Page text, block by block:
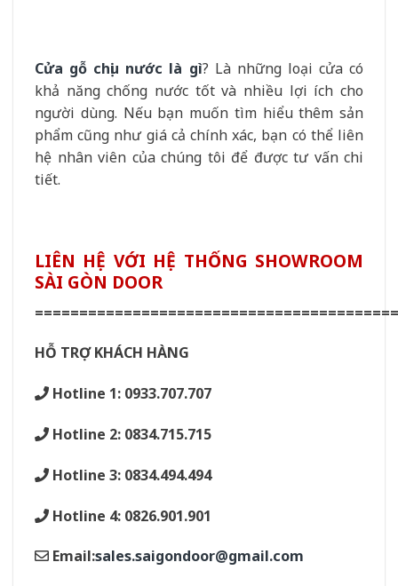
Cửa gỗ chịu nước là gì? Là những loại cửa có
khả năng chống nước tốt và nhiều lợi ích cho
người dùng. Nếu bạn muốn tìm hiểu thêm sản
phẩm cũng như giá cả chính xác, bạn có thể liên
hệ nhân viên của chúng tôi để được tư vấn chi
tiết.
LIÊN HỆ VỚI HỆ THỐNG SHOWROOM
SÀI GÒN DOOR
HỖ TRỢ KHÁCH HÀNG
Hotline 1: 0933.707.707
Hotline 2: 0834.715.715
Hotline 3: 0834.494.494
Hotline 4: 0826.901.901
Email:sales.saigondoor@gmail.com